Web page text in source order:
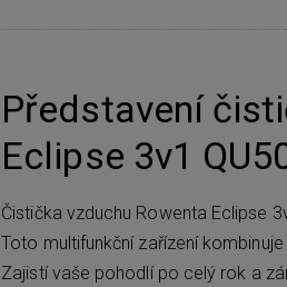
Představení
Eclipse 3v1
Čistička vzduchu Rowenta Eclipse
Toto multifunkční zařízení kombinuje
Zajistí vaše pohodlí po celý rok a